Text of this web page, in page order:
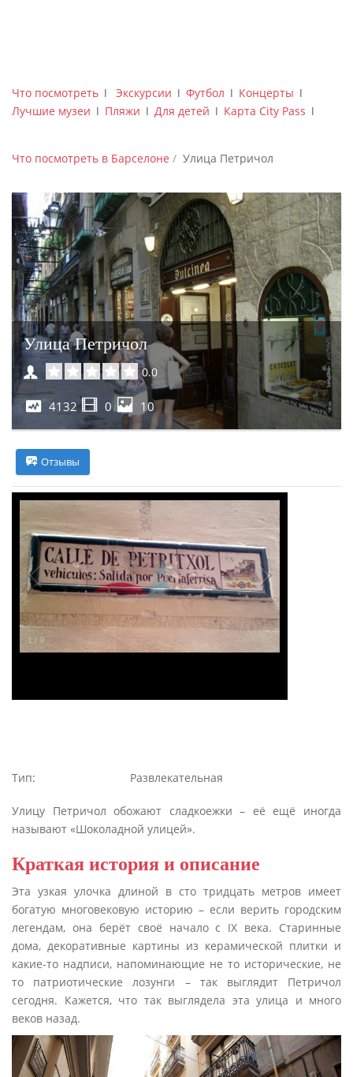
Что посмотреть ǀ Экскурсии ǀ Футбол ǀ Концерты ǀ
Лучшие музеи ǀ Пляжи ǀ Для детей ǀ Карта City Pass ǀ
Что посмотреть в Барселоне Улица Петричол
Улица Петричол
0.0
4132 0 10
Отзывы
1 / 9
Тип: Развлекательная
Улицу Петричол обожают сладкоежки – её ещё иногда
называют «Шоколадной улицей».
Краткая история и описание
Эта узкая улочка длиной в сто тридцать метров имеет
богатую многовековую историю – если верить городским
легендам, она берёт своё начало с IX века. Старинные
дома, декоративные картины из керамической плитки и
какие-то надписи, напоминающие не то исторические, не
то патриотические лозунги – так выглядит Петричол
сегодня. Кажется, что так выглядела эта улица и много
веков назад.